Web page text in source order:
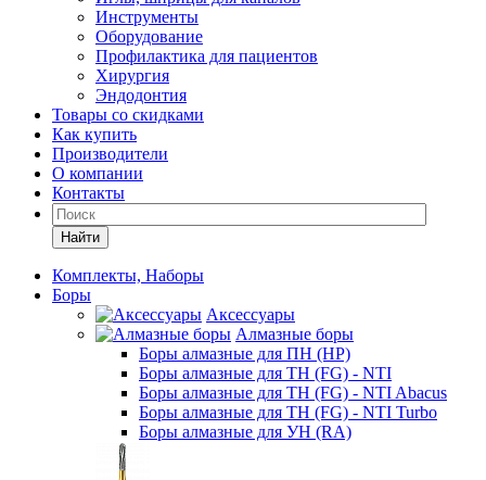
Инструменты
Оборудование
Профилактика для пациентов
Хирургия
Эндодонтия
Товары со скидками
Как купить
Производители
О компании
Контакты
Найти
Комплекты, Наборы
Боры
Аксессуары
Алмазные боры
Боры алмазные для ПН (HP)
Боры алмазные для ТН (FG) - NTI
Боры алмазные для ТН (FG) - NTI Abacus
Боры алмазные для ТН (FG) - NTI Turbo
Боры алмазные для УН (RA)